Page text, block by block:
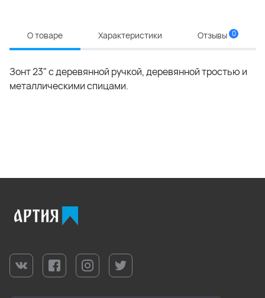
О товаре Характеристики Отзывы 0
Зонт 23" с деревянной ручкой, деревянной тростью и
металлическими спицами.